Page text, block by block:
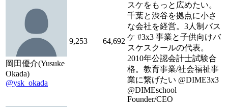
岡田優介(Yusuke
Okada)
@ysk_okada
9,253 64,692
スケをもっと広めたい。
千葉と渋谷を拠点に小さ
な会社を経営。3人制バス
ケ #3x3 事業と子供向けバ
スケスクールの代表。
2010年公認会計士試験合
格。教育事業/社会福祉事
業に繋げたい @DIME3x3
@DIMEschool
Founder/CEO